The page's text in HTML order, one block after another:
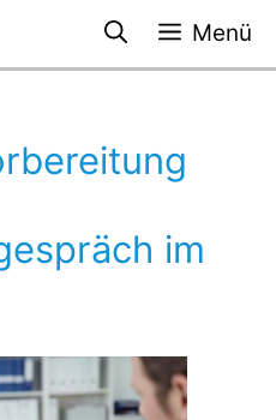
Menü
im